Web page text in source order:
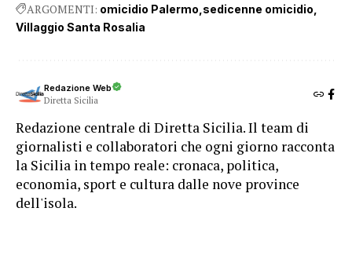
ARGOMENTI: omicidio Palermo sedicenne omicidio
Villaggio Santa Rosalia
Redazione Web
Diretta Sicilia
Redazione centrale di Diretta Sicilia. Il team di
giornalisti e collaboratori che ogni giorno racconta
la Sicilia in tempo reale: cronaca, politica,
economia, sport e cultura dalle nove province
dell'isola.